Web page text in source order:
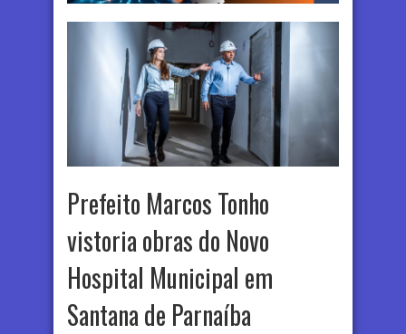
Prefeito Marcos Tonho
vistoria obras do Novo
Hospital Municipal em
Santana de Parnaíba